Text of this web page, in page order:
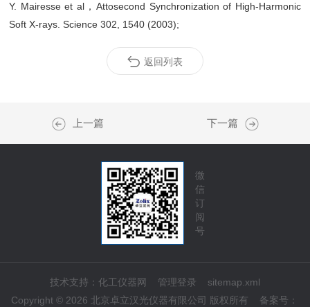
Y. Mairesse et al，Attosecond Synchronization of High-Harmonic
Soft X-rays. Science 302, 1540 (2003);
返回列表
上一篇 下一篇
微
信
订
阅
号
技术支持： 化工仪器网 管理登录
sitemap.xml
Copyright © 2026 北京卓立汉光仪器有限公司 版权所有 备案号：